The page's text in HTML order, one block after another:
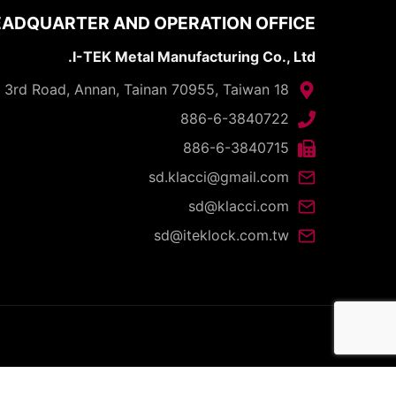
AND OPERATION OFFICE
I-TEK Metal Manufacturing Co., Ltd.
18 Gungye 3rd Road, Annan, Tainan 70955, Taiwan
886-6-3840722
886-6-3840715
sd.klacci@gmail.com
sd@klacci.com
sd@iteklock.com.tw